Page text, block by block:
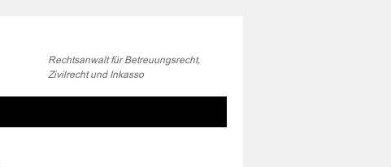
Rechtsanwalt für Betreuungsrecht,
Zivilrecht und Inkasso